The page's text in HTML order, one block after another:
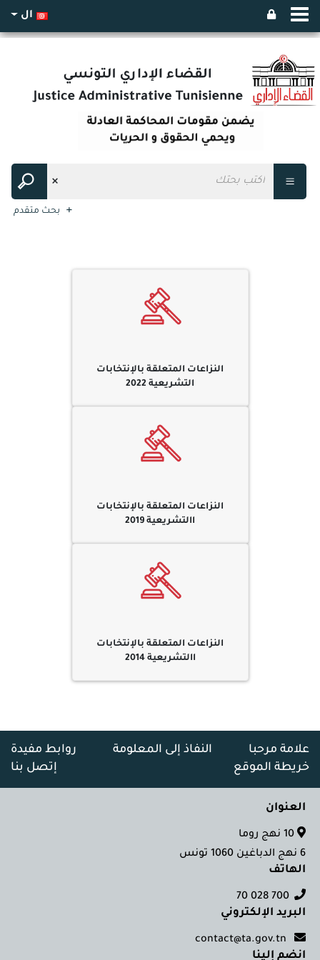
ال
بحث متقدم
النزاعات المتعلقة بالإنتخابات
التشريعية 2022
النزاعات المتعلقة بالإنتخابات
االتشريعية 2019
النزاعات المتعلقة بالإنتخابات
االتشريعية 2014
علامة مرحبا النفاذ إلى المعلومة
روابط مفيدة
خريطة الموقع
إتصل بنا
العنوان
6 نهج الدباغين 1060 تونس
الهاتف
700 028 70
البريد الإلكتروني
انضم إلينا